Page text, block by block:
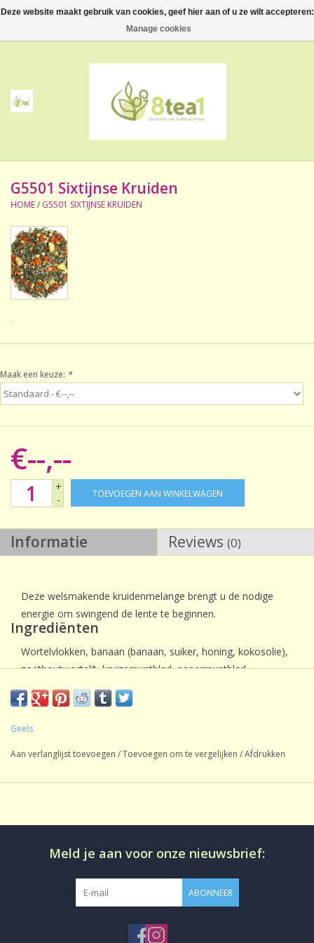
0 Artikelen - €--,--
Thee
Accessoires
NIEUW! Verpakte thee
BeppeDeli en 8tea1
Contact
Sale!
Laatste kans!
G5501 Sixtijnse Kruiden
HOME/ G5501 SIXTIJNSE KRUIDEN
Maak een keuze: *
€--,--
+
-
TOEVOEGEN AAN WINKELWAGEN
Informatie Reviews (0)
Deze welsmakende kruidenmelange brengt u de nodige
energie om swingend de lente te beginnen.
Ingrediënten
Wortelvlokken, banaan (banaan, suiker, honing, kokosolie),
zoethoutwortel*, kruizemuntblad, pepermuntblad,
*Bevat zoethout, bij hoge bloeddruk overmatig gebruik
vermijden.
vetzuren [g]: <0,1 ; Koolhydraten [g]: 0,5 ; waarvan suikers [g]:
Gemiddelde voedingswaarden op basis van 100 ml infusie
Geels
Aan verlanglijst toevoegen /Toevoegen om te vergelijken /Afdrukken
Meld je aan voor onze nieuwsbrief:
ABONNEER
Deze website maakt gebruik van cookies, geef hier aan of u ze wilt accepteren:
Manage cookies